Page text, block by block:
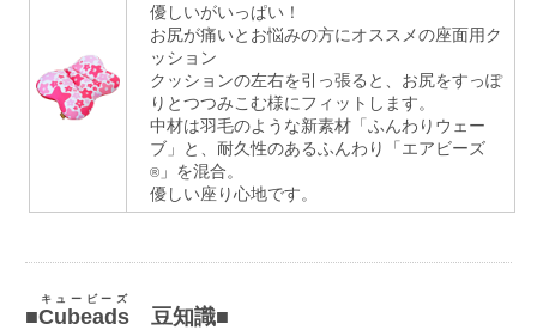
優しいがいっぱい！
お尻が痛いとお悩みの方にオススメの座面用ク
ッション
クッションの左右を引っ張ると、お尻をすっぽ
りとつつみこむ様にフィットします。
中材は羽毛のような新素材「ふんわりウェー
ブ」と、耐久性のあるふんわり「エアビーズ
®」を混合。
優しい座り心地です。
■Cubeads
キュービーズ
豆知識■